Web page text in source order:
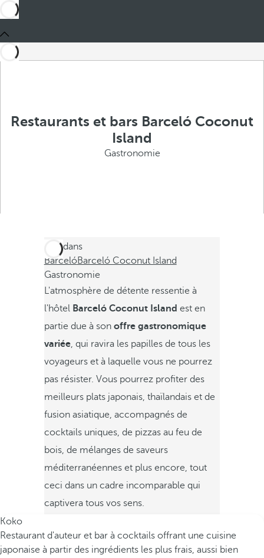
Restaurants et bars Barceló Coconut
Island
Gastronomie
Ces dans
BarcelóBarceló Coconut Island
Gastronomie
L'atmosphère de détente ressentie à
l'hôtel Barceló Coconut Island est en
partie due à son offre gastronomique
variée, qui ravira les papilles de tous les
voyageurs et à laquelle vous ne pourrez
pas résister. Vous pourrez profiter des
meilleurs plats japonais, thaïlandais et de
fusion asiatique, accompagnés de
cocktails uniques, de pizzas au feu de
bois, de mélanges de saveurs
méditerranéennes et plus encore, tout
ceci dans un cadre incomparable qui
captivera tous vos sens.
Koko
Restaurant d'auteur et bar à cocktails offrant une cuisine
japonaise à partir des ingrédients les plus frais, aussi bien